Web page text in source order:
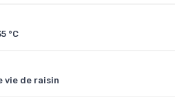
°C
vie de raisin